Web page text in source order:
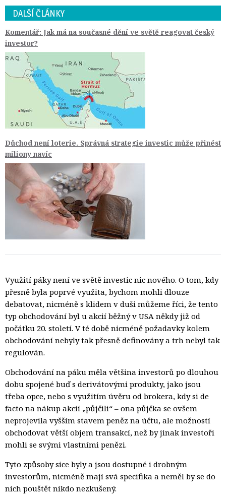
DALŠÍ ČLÁNKY
Komentář: Jak má na současné dění ve světě reagovat český
investor?
Důchod není loterie. Správná strategie investic může přinést
miliony navíc
Využití páky není ve světě investic nic nového. O tom, kdy
přesně byla poprvé využita, bychom mohli dlouze
debatovat, nicméně s klidem v duši můžeme říci, že tento
typ obchodování byl u akcií běžný v USA někdy již od
počátku 20. století. V té době nicméně požadavky kolem
obchodování nebyly tak přesně definovány a trh nebyl tak
regulován.
Obchodování na páku měla většina investorů po dlouhou
dobu spojené buď s derivátovými produkty, jako jsou
třeba opce, nebo s využitím úvěru od brokera, kdy si de
facto na nákup akcií „půjčili“ – ona půjčka se ovšem
neprojevila vyšším stavem peněz na účtu, ale možností
obchodovat větší objem transakcí, než by jinak investoři
mohli se svými vlastními penězi.
Tyto způsoby sice byly a jsou dostupné i drobným
investorům, nicméně mají svá specifika a neměl by se do
nich pouštět nikdo nezkušený.